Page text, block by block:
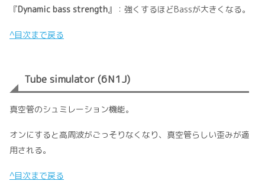
『Dynamic bass strength』：強くするほどBassが大きくなる。
^目次まで戻る
Tube simulator (6N1J)
真空管のシュミレーション機能。
オンにすると高周波がごっそりなくなり、真空管らしい歪みが適
用される。
^目次まで戻る